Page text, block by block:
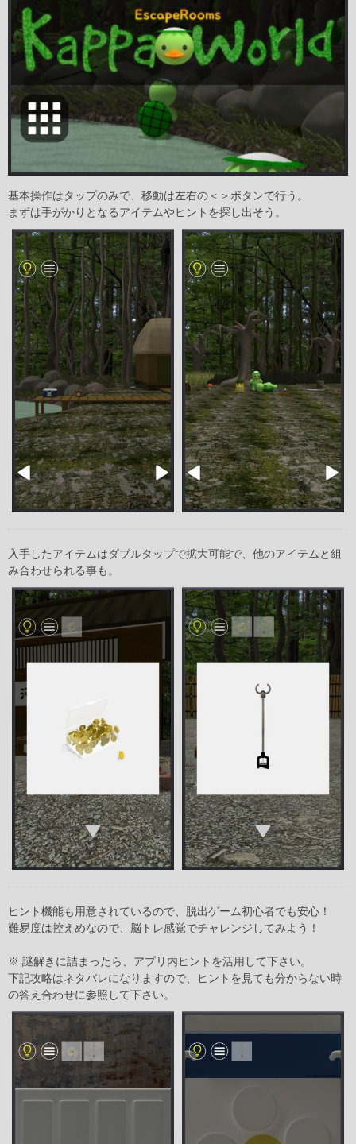
基本操作はタップのみで、移動は左右の＜＞ボタンで行う。
まずは手がかりとなるアイテムやヒントを探し出そう。
入手したアイテムはダブルタップで拡大可能で、他のアイテムと組
み合わせられる事も。
ヒント機能も用意されているので、脱出ゲーム初心者でも安心！
難易度は控えめなので、脳トレ感覚でチャレンジしてみよう！
※ 謎解きに詰まったら、アプリ内ヒントを活用して下さい。
下記攻略はネタバレになりますので、ヒントを見ても分からない時
の答え合わせに参照して下さい。